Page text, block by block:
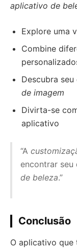
aplicativo de
Explore uma
Combine
Descubra
de imagem
Divirta-se
aplicativo
“A
encontrar seu
de beleza.”
Conclusão
O aplicativo